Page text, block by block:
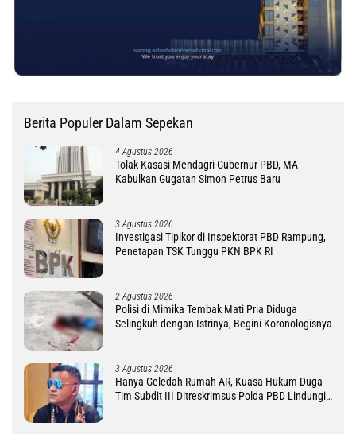
Berita Populer Dalam Sepekan
4 Agustus 2026
Tolak Kasasi Mendagri-Gubernur PBD, MA
Kabulkan Gugatan Simon Petrus Baru
3 Agustus 2026
Investigasi Tipikor di Inspektorat PBD Rampung,
Penetapan TSK Tunggu PKN BPK RI
2 Agustus 2026
Polisi di Mimika Tembak Mati Pria Diduga
Selingkuh dengan Istrinya, Begini Koronologisnya
3 Agustus 2026
Hanya Geledah Rumah AR, Kuasa Hukum Duga
Tim Subdit III Ditreskrimsus Polda PBD Lindungi